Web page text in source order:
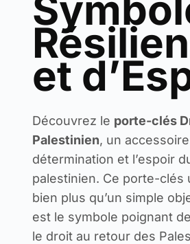
et
Découvrez le porte-clés
Palestinien, un
détermination et l’espoir
palestinien. Ce porte-clés
bien plus qu’un simple
est le symbole poignant
le droit au retour des